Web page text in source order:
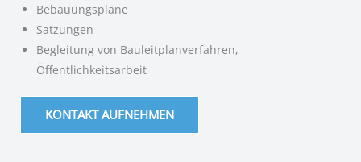
Bebauungspläne
Satzungen
Begleitung von Bauleitplanverfahren,
Öffentlichkeitsarbeit
KONTAKT AUFNEHMEN